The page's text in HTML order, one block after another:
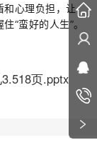
和心理负担，让
“蛮好的人生”。
页.pptx